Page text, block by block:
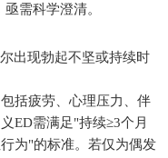
需科学澄清。
出现勃起不坚或持续时
括疲劳、心理压力、伴
ED需满足"持续≥3个月
为"的标准。若仅为偶发